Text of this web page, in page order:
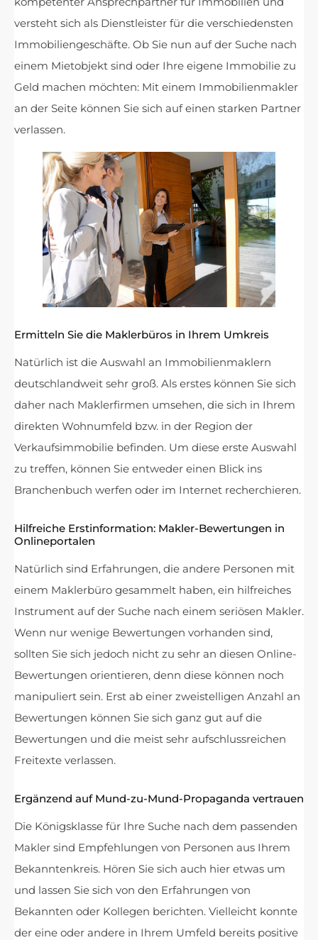
versteht sich als Dienstleister für die verschiedensten
Immobiliengeschäfte. Ob Sie nun auf der Suche nach
einem Mietobjekt sind oder Ihre eigene Immobilie zu
Geld machen möchten: Mit einem Immobilienmakler
an der Seite können Sie sich auf einen starken Partner
verlassen.
Ermitteln Sie die Maklerbüros in Ihrem Umkreis
Natürlich ist die Auswahl an Immobilienmaklern
deutschlandweit sehr groß. Als erstes können Sie sich
daher nach Maklerfirmen umsehen, die sich in Ihrem
direkten Wohnumfeld bzw. in der Region der
Verkaufsimmobilie befinden. Um diese erste Auswahl
zu treffen, können Sie entweder einen Blick ins
Branchenbuch werfen oder im Internet recherchieren.
Hilfreiche Erstinformation: Makler-Bewertungen in
Onlineportalen
Natürlich sind Erfahrungen, die andere Personen mit
einem Maklerbüro gesammelt haben, ein hilfreiches
Instrument auf der Suche nach einem seriösen Makler.
Wenn nur wenige Bewertungen vorhanden sind,
sollten Sie sich jedoch nicht zu sehr an diesen Online-
Bewertungen orientieren, denn diese können noch
manipuliert sein. Erst ab einer zweistelligen Anzahl an
Bewertungen können Sie sich ganz gut auf die
Bewertungen und die meist sehr aufschlussreichen
Freitexte verlassen.
Ergänzend auf Mund-zu-Mund-Propaganda vertrauen
Die Königsklasse für Ihre Suche nach dem passenden
Makler sind Empfehlungen von Personen aus Ihrem
Bekanntenkreis. Hören Sie sich auch hier etwas um
und lassen Sie sich von den Erfahrungen von
Bekannten oder Kollegen berichten. Vielleicht konnte
der eine oder andere in Ihrem Umfeld bereits positive